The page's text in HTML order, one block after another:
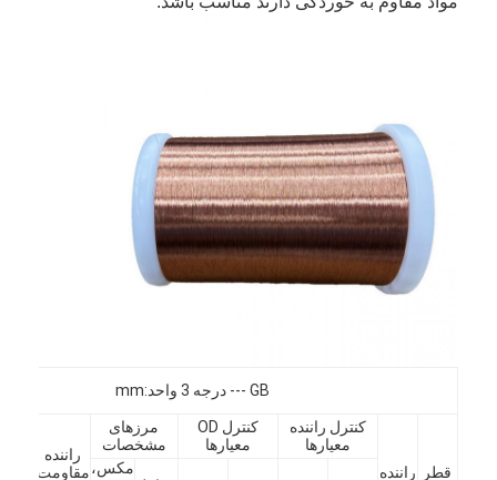
نمایش VR
GB --- درجه 3 واحد:mm
قطر
راننده
کنترل راننده
معیارها
کنترل OD
معیارها
مرزهای
مشخصات
راننده
مقاومتمکس،